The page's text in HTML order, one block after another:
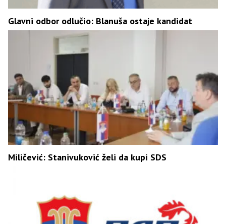
Glavni odbor odlučio: Blanuša ostaje kandidat
Miličević: Stanivuković želi da kupi SDS